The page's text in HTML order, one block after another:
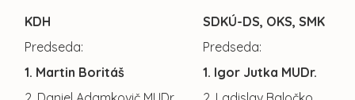
KDH
Predseda:
1. Martin Boritáš
SDKÚ-DS, OKS, SMK
Predseda:
1. Igor Jutka MUDr.